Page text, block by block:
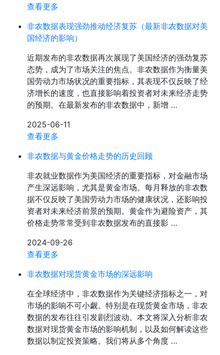
查看更多
非农数据表现强劲推动经济复苏（最新非农数据对美
国经济的影响）
近期发布的非农数据再次展现了美国经济的强劲复苏
态势，成为了市场关注的焦点。非农数据作为衡量美
国劳动力市场状况的重要指标，其表现不仅反映了经
济增长的速度，也直接影响着投资者对未来经济走势
的预期。在最新发布的非农数据中，新增 …
2025-06-11
查看更多
非农数据与黄金价格走势的历史回顾
非农就业数据作为美国经济的重要指标，对金融市场
产生深远影响，尤其是黄金市场。每月释放的非农数
据不仅反映了美国劳动力市场的健康状况，还影响投
资者对未来经济前景的预期。黄金作为避险资产，其
价格走势常常受到非农数据发布的直接影 …
2024-09-26
查看更多
非农数据对现货黄金市场的深远影响
在全球经济中，非农数据作为关键经济指标之一，对
市场的影响不可小觑。特别是在现货黄金市场，非农
数据的发布往往引发剧烈波动。本文将深入分析非农
数据对现货黄金市场的影响机制，以及如何解读这些
数据以制定投资策略。我们将从多个角度 …